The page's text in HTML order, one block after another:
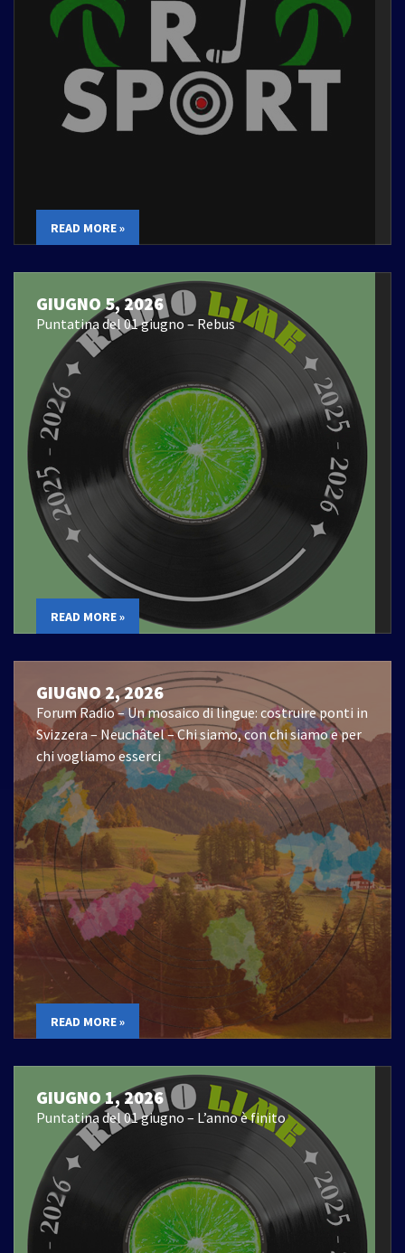
READ MORE »
GIUGNO 5, 2026
Puntatina del 01 giugno – Rebus
READ MORE »
GIUGNO 2, 2026
Forum Radio – Un mosaico di lingue: costruire ponti in
Svizzera – Neuchâtel – Chi siamo, con chi siamo e per
chi vogliamo esserci
READ MORE »
GIUGNO 1, 2026
Puntatina del 01 giugno – L’anno è finito